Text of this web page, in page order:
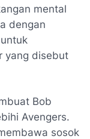
mental
dengan
yang disebut
Bob
Avengers.
sosok